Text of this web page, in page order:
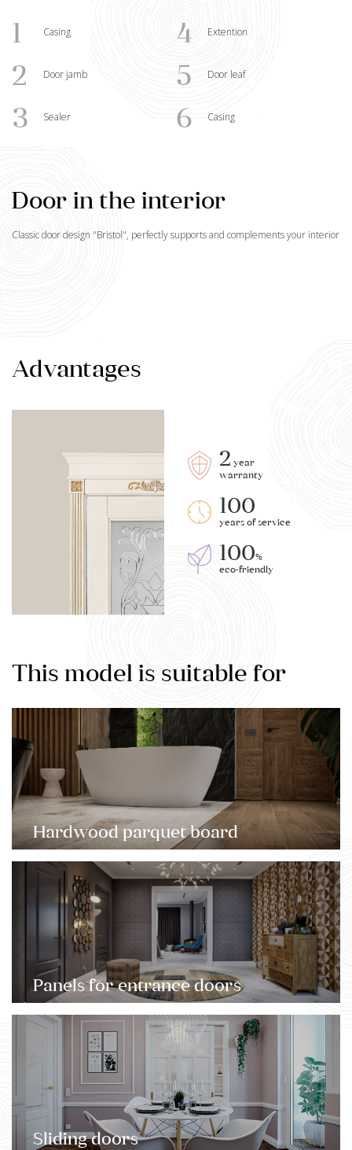
1 Casing 4 Extention
2 Door jamb 5 Door leaf
3 Sealer 6 Casing
Door in the interior
Classic door design "Bristol", perfectly supports and complements your interior
Advantages
2 year
warranty
100
years of service
100%
eco-friendly
This model is suitable for
Hardwood parquet board
Panels for entrance doors
Sliding doors